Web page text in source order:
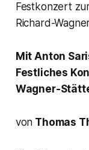
Festkonzert
Richard-
Mit Anton
Festliches
Wagner-
von Thomas